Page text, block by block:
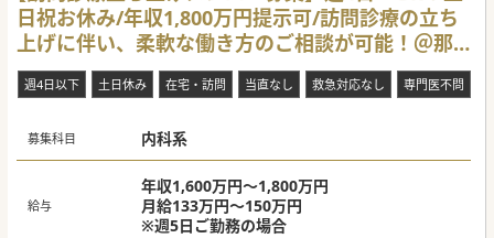
日祝お休み/年収1,800万円提示可/訪問診療の立ち
上げに伴い、柔軟な働き方のご相談が可能！＠那覇
市
週4日以下 土日休み 在宅・訪問 当直なし 救急対応なし 専門医不問
募集科目 内科系
給与
年収1,600万円～1,800万円
月給133万円～150万円
※週5日ご勤務の場合